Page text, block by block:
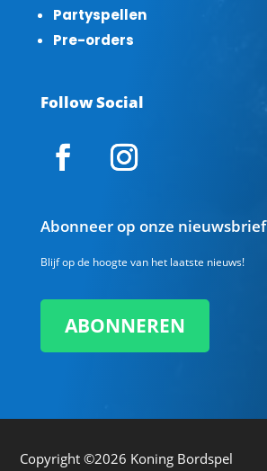
Partyspellen
Pre-orders
Follow Social
Abonneer op onze nieuwsbrief
Blijf op de hoogte van het laatste nieuws!
ABONNEREN
Copyright ©2026 Koning Bordspel